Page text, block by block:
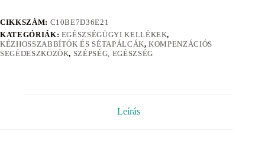
CIKKSZÁM: C10BE7D36E21
KATEGÓRIÁK: EGÉSZSÉGÜGYI KELLÉKEK,
KÉZHOSSZABBÍTÓK ÉS SÉTAPÁLCÁK,KOMPENZÁCIÓS
SEGÉDESZKÖZÖK, SZÉPSÉG, EGÉSZSÉG
Leírás